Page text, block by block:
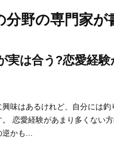
分野の専門家が
実は合う?恋愛経
興味はあるけれど、自分には
。 恋愛経験があまり多くない
逆かも...